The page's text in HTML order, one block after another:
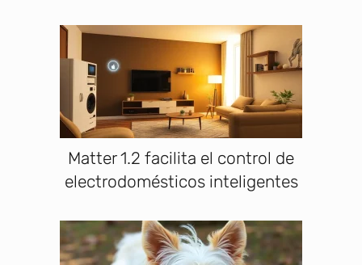
Matter 1.2 facilita el control de
electrodomésticos inteligentes